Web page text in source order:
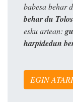
babesa behar
behar du
esku artean:
harpidedun
EGIN